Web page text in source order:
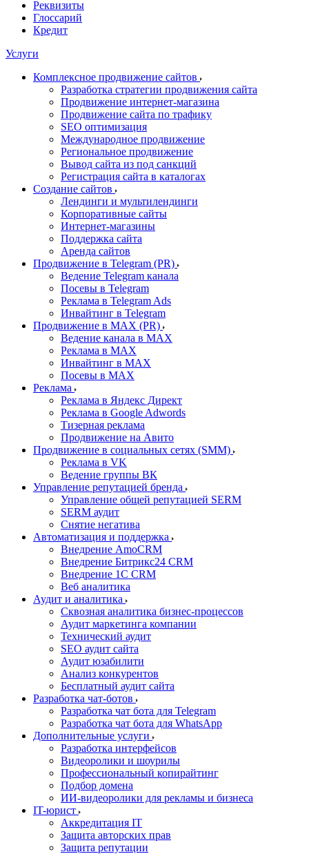
Реквизиты
Глоссарий
Кредит
Услуги
Комплексное продвижение сайтов
Разработка стратегии продвижения сайта
Продвижение интернет-магазина
Продвижение сайта по трафику
SEO оптимизация
Международное продвижение
Региональное продвижение
Вывод сайта из под санкций
Регистрация сайта в каталогах
Создание сайтов
Лендинги и мультилендинги
Корпоративные сайты
Интернет-магазины
Поддержка сайта
Аренда сайтов
Продвижение в Telegram (PR)
Ведение Telegram канала
Посевы в Telegram
Реклама в Telegram Ads
Инвайтинг в Telegram
Продвижение в MAX (PR)
Ведение канала в MAX
Реклама в MAX
Инвайтинг в MAX
Посевы в MAX
Реклама
Реклама в Яндекс Директ
Реклама в Google Adwords
Тизерная реклама
Продвижение на Авито
Продвижение в социальных сетях (SMM)
Реклама в VK
Ведение группы ВК
Управление репутацией бренда
Управление общей репутацией SERM
SERM аудит
Снятие негатива
Автоматизация и поддержка
Внедрение AmoCRM
Внедрение Битрикс24 CRM
Внедрение 1C CRM
Веб аналитика
Аудит и аналитика
Сквозная аналитика бизнес-процессов
Аудит маркетинга компании
Технический аудит
SEO аудит сайта
Аудит юзабилити
Анализ конкурентов
Бесплатный аудит сайта
Разработка чат-ботов
Разработка чат бота для Telegram
Разработка чат бота для WhatsApp
Дополнительные услуги
Разработка интерфейсов
Видеоролики и шоурилы
Профессиональный копирайтинг
Подбор домена
ИИ-видеоролики для рекламы и бизнеса
IT-юрист
Аккредитация IT
Защита авторских прав
Защита репутации